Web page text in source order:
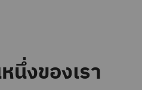
งของเรา